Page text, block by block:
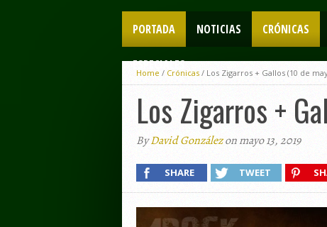
PORTADA NOTICIAS CRÓNICAS
ESPECIALES
Home / Crónicas / Los Zigarros + Gallos (10 de
Los Zigarros +
ByDavid Gonzálezon mayo 13, 2019
SHARE TWEET